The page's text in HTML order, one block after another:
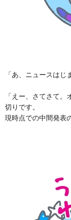
「あ、ニュースはじ
「えー、さてさて
切りです。
現時点での中間発表